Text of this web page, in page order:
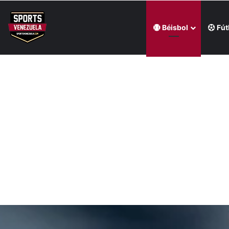
Béisbol
Última hora